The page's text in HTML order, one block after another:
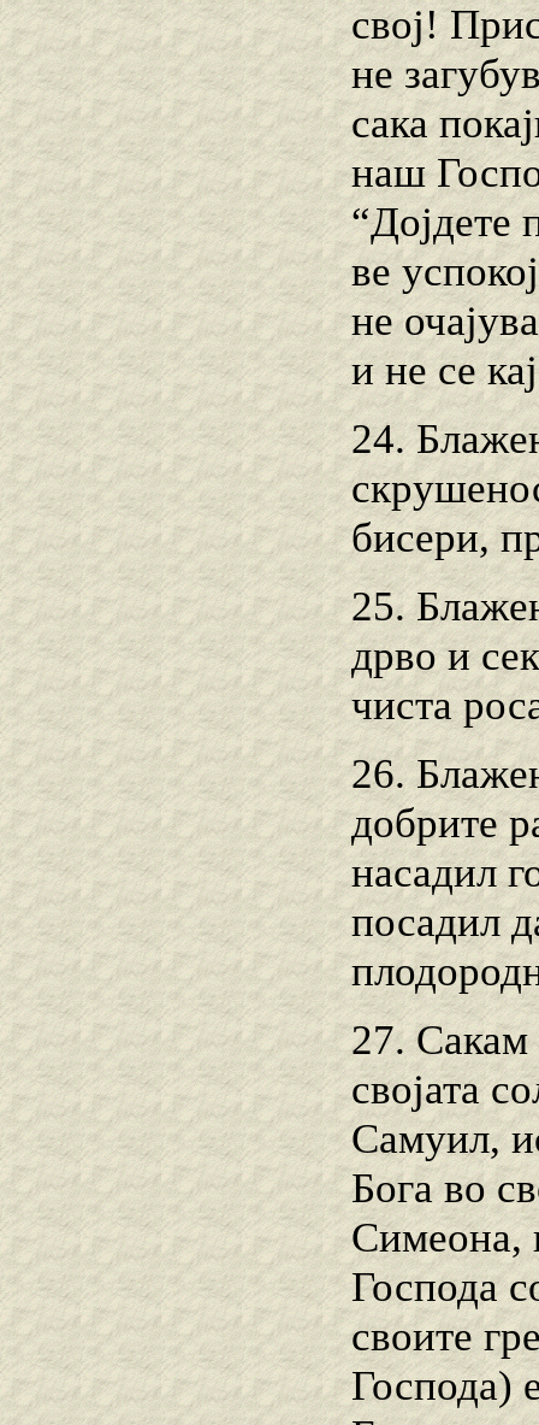
свој!
не
сака
наш
“Дојдете
ве
не
и не се
24.
бисери,
25.
дрво и
чиста
26.
добрите
насадил
посадил
27. Сакам
својата
Самуил,
Бога во
Симеона,
Господа
своите
Господа)